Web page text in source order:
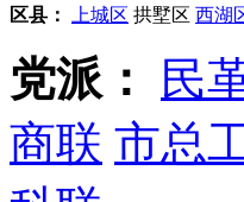
区县： 上城区 拱墅区 西湖
党派： 民
商联 市总